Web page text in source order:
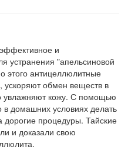
и
устранения "апельсиновой
этого антицеллюлитные
ускоряют обмен веществ в
увлажняют кожу. С помощью
домашних условиях делать
дорогие процедуры. Тайские
и доказали свою